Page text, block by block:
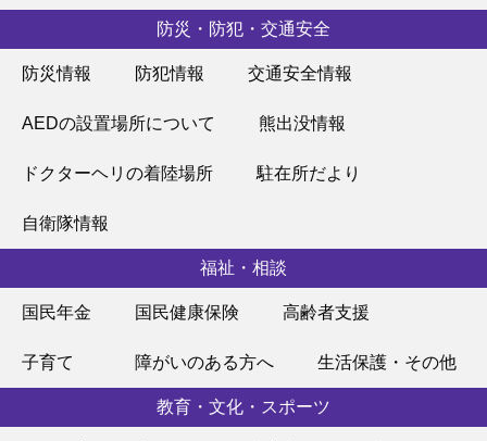
防災・防犯・交通安全
防災情報 防犯情報 交通安全情報
AEDの設置場所について 熊出没情報
ドクターヘリの着陸場所 駐在所だより
自衛隊情報
福祉・相談
国民年金 国民健康保険 高齢者支援
子育て 障がいのある方へ 生活保護・その他
教育・文化・スポーツ